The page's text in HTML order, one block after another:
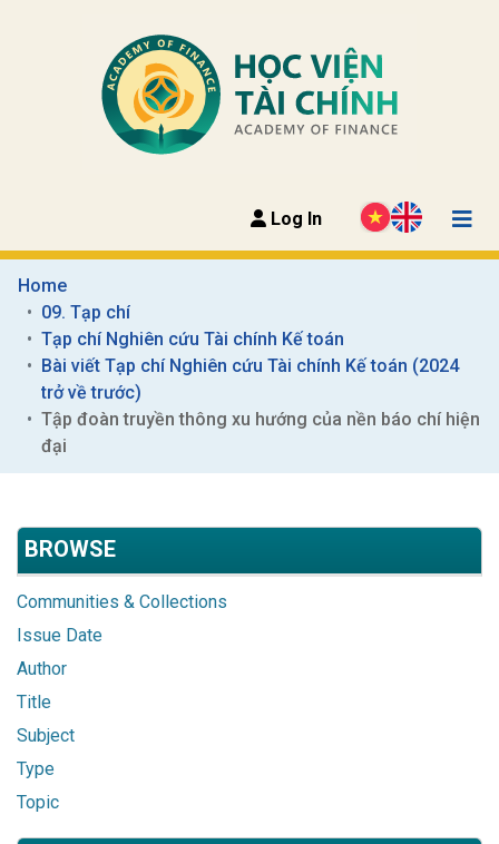
Log In
Home
09. Tạp chí
Tạp chí Nghiên cứu Tài chính Kế toán
Bài viết Tạp chí Nghiên cứu Tài chính Kế toán (2024
trở về trước)
Tập đoàn truyền thông xu hướng của nền báo chí hiện
đại
BROWSE
Communities & Collections
Issue Date
Author
Title
Subject
Type
Topic